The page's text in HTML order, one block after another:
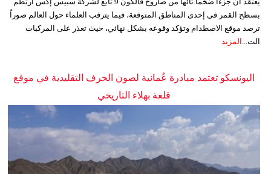
بسطح القمر في إحدى المناطق المتوقعة، فيما يترقب العلماء حول العالم صوراً
ترصد موقع الاصطدام وتؤكد وقوعه بشكل نهائي، حيث تعذر على المركبات
الت... المزيد
اليونسكو تعتمد مبادرة عُمانية لصون الحرف التقليدية في موقع
قلعة بهلاء التاريخي